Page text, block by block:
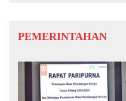
PEMERINTAHAN